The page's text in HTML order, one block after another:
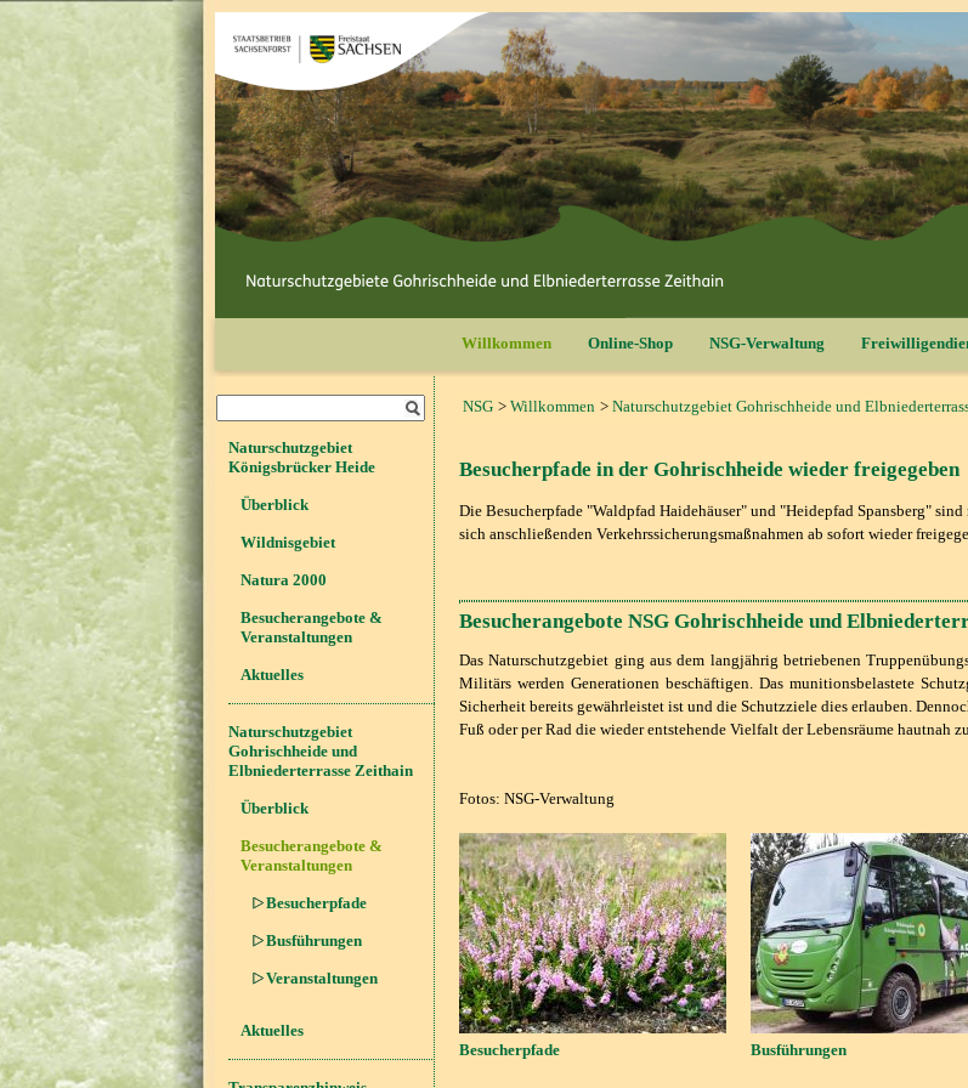
Willkommen Online-Shop NSG-Verwaltung
NSG Willkommen Naturschutzgebiet Gohrischheide und
Besucherpfade in der Gohrischheide wieder freigegeben
Die Besucherpfade "Waldpfad Haidehäuser" und "Heidepfad Spansberg"
sich anschließenden Verkehrssicherungsmaßnahmen ab sofort wieder
Besucherangebote NSG Gohrischheide und
Das Naturschutzgebiet ging aus dem langjährig betriebenen
Militärs werden Generationen beschäftigen. Das munitionsbelastete
Sicherheit bereits gewährleistet ist und die Schutzziele dies erlauben.
Fuß oder per Rad die wieder entstehende Vielfalt der Lebensräume hautnah
Fotos: NSG-Verwaltung
Besucherpfade Busführungen
Naturschutzgebiet
Königsbrücker Heide
Überblick
Wildnisgebiet
Natura 2000
Besucherangebote &
Veranstaltungen
Aktuelles
Naturschutzgebiet
Gohrischheide und
Elbniederterrasse Zeithain
Überblick
Besucherangebote &
Veranstaltungen
Besucherpfade
Busführungen
Veranstaltungen
Aktuelles